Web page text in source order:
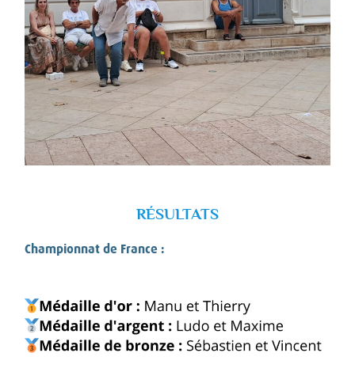
RÉSULTATS
Championnat de France :